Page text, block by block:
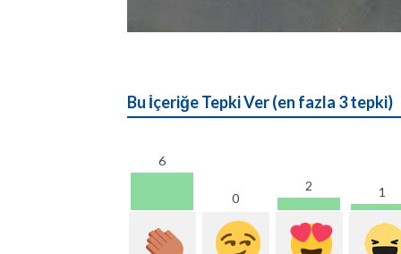
Bu İçeriğe Tepki Ver (en fazla 3 tepki)
6
0
2 1